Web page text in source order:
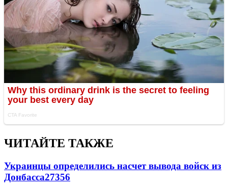
ЧИТАЙТЕ ТАКЖЕ
Украинцы определились насчет вывода войск из
Донбасса27356